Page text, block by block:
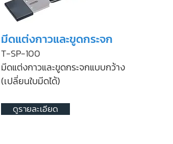
มีดแต่งกาวและขูดกระจก
T-SP-100
มีดแต่งกาวและขูดกระจกแบบกว้าง
(เปลี่ยนใบมีดได้)
ดูรายละเอียด